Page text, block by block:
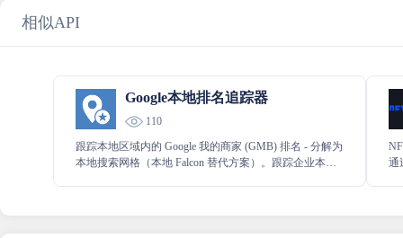
相似API
Google本地排名追踪器
110
跟踪本地区域内的 Google 我的商家 (GMB) 排名 - 分解为
本地搜索网格（本地 Falcon 替代方案）。跟踪企业本地
通